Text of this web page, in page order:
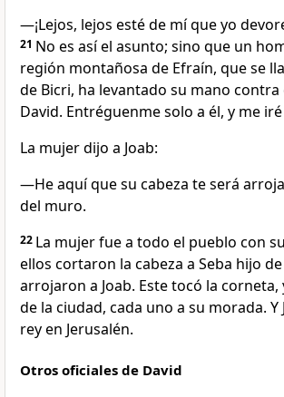
—¡Lejos, lejos esté de mí que yo
21 No es así el asunto; sino que un
región montañosa de Efraín, que se
de Bicri, ha levantado su mano contra
David. Entréguenme solo a él, y me
La mujer dijo a Joab:
—He aquí que su cabeza te será
del muro.
22 La mujer fue a todo el pueblo con
ellos cortaron la cabeza a Seba hijo
arrojaron a Joab. Este tocó la
de la ciudad, cada uno a su morada. Y
rey en Jerusalén.
Otros oficiales de David